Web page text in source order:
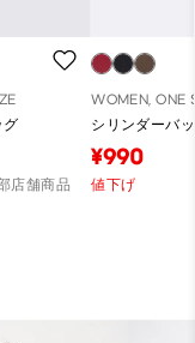
グ
店舗商品
WOMEN, ONE
シリンダーバ
¥990
値下げ